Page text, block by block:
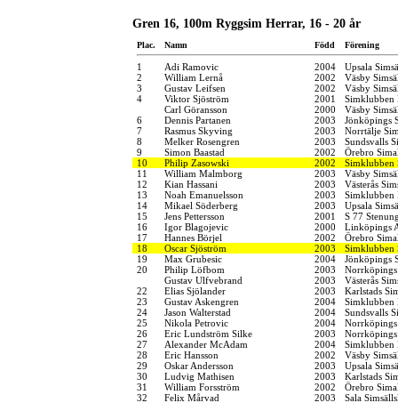
Gren 16, 100m Ryggsim Herrar, 16 - 20 år
Plac. Namn Född Förening
1 Adi Ramovic 2004
Upsala
2
William Lernå 2002
Väsby
3
Gustav Leifsen 2002
Väsby
4
Viktor Sjöström 2001
Simklubben
Carl Göransson
2000
Väsby
6
Dennis Partanen 2003
Jönköpings
7
Rasmus Skyving 2003
Norrtälje
8
Melker Rosengren 2003
Sundsvalls
9
Simon Baastad 2002
Örebro
10
Philip Zasowski 2002
Simklubben
11
William Malmborg 2003
Väsby
12
Kian Hassani 2003
Västerås
13
Noah Emanuelsson 2003
Simklubben
14
Mikael Söderberg 2003
Upsala
15
Jens Pettersson 2001
S 77
16
Igor Blagojevic 2000
Linköpings
17
Hannes Börjel 2002
Örebro
18
Oscar Sjöström 2003
Simklubben
19
Max Grubesic 2004
Jönköpings
20
Philip Löfbom 2003
Gustav Ulfvebrand
2003
Västerås
22
Elias Sjölander 2003
Karlstads
23
Gustav Askengren 2004
Simklubben
24
Jason Walterstad 2004
Sundsvalls
25
Nikola Petrovic 2004
26
Eric Lundström Silke 2003
27
Alexander McAdam 2004
Simklubben
28
Eric Hansson 2002
Väsby
29
Oskar Andersson 2003
Upsala
30
Ludvig Mathisen 2003
Karlstads
31
William Forsström 2002
Örebro
32
Felix Mårvad 2003 Sala